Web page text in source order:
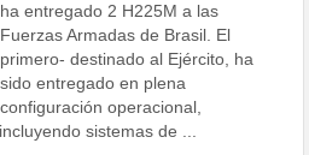
ha entregado 2 H225M a las
Fuerzas Armadas de Brasil. El
primero- destinado al Ejército, ha
sido entregado en plena
configuración operacional,
incluyendo sistemas de ...